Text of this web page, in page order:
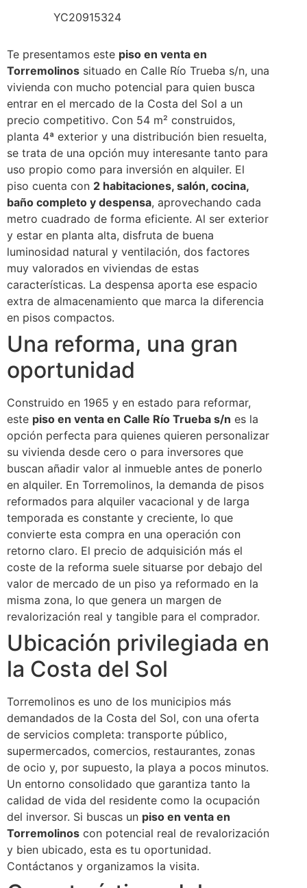
YC20915324
Te presentamos este piso en venta en
Torremolinos situado en Calle Río Trueba s/n, una
vivienda con mucho potencial para quien busca
entrar en el mercado de la Costa del Sol a un
precio competitivo. Con 54 m² construidos,
planta 4ª exterior y una distribución bien resuelta,
se trata de una opción muy interesante tanto para
uso propio como para inversión en alquiler. El
piso cuenta con 2 habitaciones, salón, cocina,
baño completo y despensa, aprovechando cada
metro cuadrado de forma eficiente. Al ser exterior
y estar en planta alta, disfruta de buena
luminosidad natural y ventilación, dos factores
muy valorados en viviendas de estas
características. La despensa aporta ese espacio
extra de almacenamiento que marca la diferencia
en pisos compactos.
Una reforma, una gran
oportunidad
Construido en 1965 y en estado para reformar,
este piso en venta en Calle Río Trueba s/n es la
opción perfecta para quienes quieren personalizar
su vivienda desde cero o para inversores que
buscan añadir valor al inmueble antes de ponerlo
en alquiler. En Torremolinos, la demanda de pisos
reformados para alquiler vacacional y de larga
temporada es constante y creciente, lo que
convierte esta compra en una operación con
retorno claro. El precio de adquisición más el
coste de la reforma suele situarse por debajo del
valor de mercado de un piso ya reformado en la
misma zona, lo que genera un margen de
revalorización real y tangible para el comprador.
Ubicación privilegiada en
la Costa del Sol
Torremolinos es uno de los municipios más
demandados de la Costa del Sol, con una oferta
de servicios completa: transporte público,
supermercados, comercios, restaurantes, zonas
de ocio y, por supuesto, la playa a pocos minutos.
Un entorno consolidado que garantiza tanto la
calidad de vida del residente como la ocupación
del inversor. Si buscas un piso en venta en
Torremolinos con potencial real de revalorización
y bien ubicado, esta es tu oportunidad.
Contáctanos y organizamos la visita.